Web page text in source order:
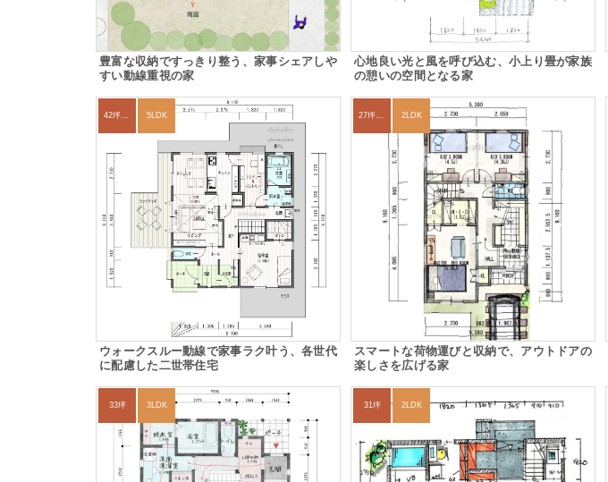
豊富な収納ですっきり整う、家事シェアしや
すい動線重視の家
心地良い光と風を呼び込む、小上り畳が家族
の憩いの空間となる家
42坪～45坪 5LDK
ウォークスルー動線で家事ラク叶う、各世代
に配慮した二世帯住宅
27坪〜30坪 2LDK
スマートな荷物運びと収納で、アウトドアの
楽しさを広げる家
33坪 3LDK 31坪 2LDK